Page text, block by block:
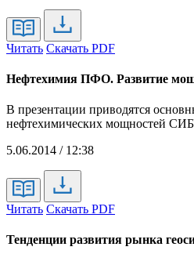
Читать Скачать PDF
Нефтехимия ПФО. Развитие
В презентации приводятся
нефтехимических мощностей
5.06.2014 / 12:38
Читать Скачать PDF
Тенденции развития рынка